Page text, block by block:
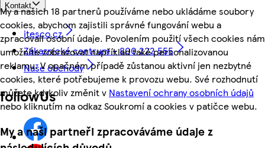
My a našich 18 partnerů používáme nebo ukládáme soubory
cookies, abychom zajistili správné fungování webu a
zpracovali osobní údaje. Povolením použití všech cookies nám
umožníte zobrazovat například také personalizovanou
reklamu. V opačném případě zůstanou aktivní jen nezbytné
cookies, které potřebujeme k provozu webu. Své rozhodnutí
můžete kdykoliv změnit v Nastavení ochrany osobních údajů
nebo kliknutím na odkaz Soukromí a cookies v patičce webu.
My a naši partneři zpracováváme údaje z
Kontakt
itesco.cz
Zákaznické centrum - 800 222 555
Naše obchody
followUs